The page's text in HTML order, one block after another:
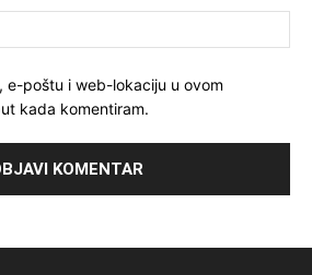
e-poštu i web-lokaciju u ovom
kada komentiram.